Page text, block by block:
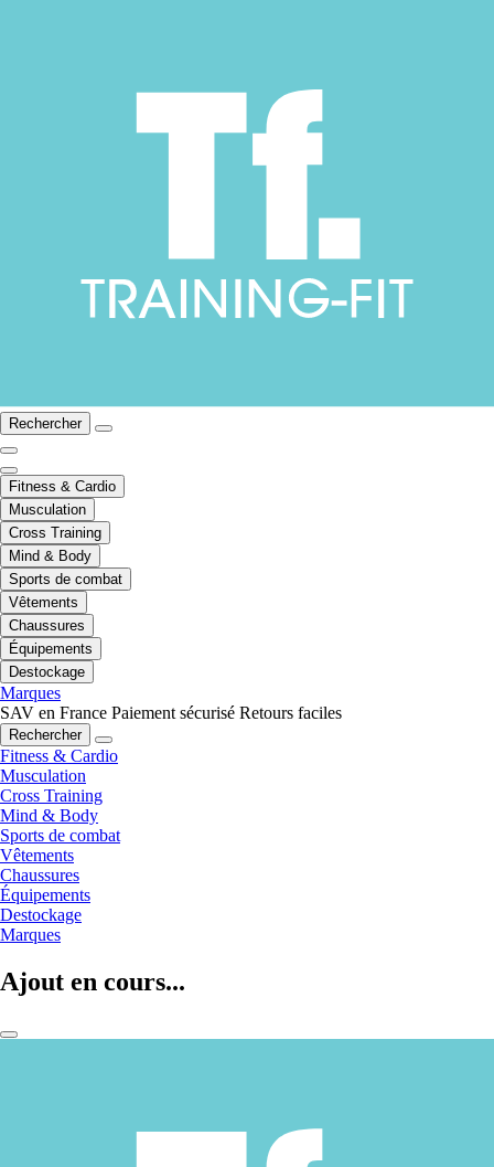
Rechercher
Fitness & Cardio
Musculation
Cross Training
Mind & Body
Sports de combat
Vêtements
Chaussures
Équipements
Destockage
Marques
SAV en France Paiement sécurisé Retours faciles
Rechercher
Fitness & Cardio
Musculation
Cross Training
Mind & Body
Sports de combat
Vêtements
Chaussures
Équipements
Destockage
Marques
Ajout en cours...